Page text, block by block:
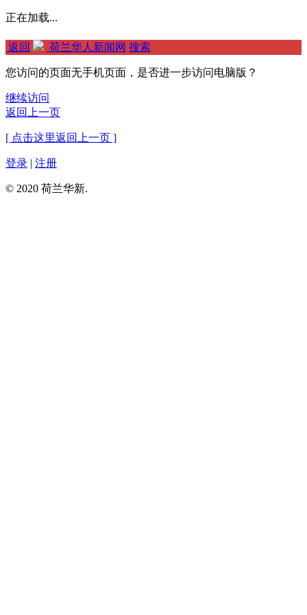
正在加载...
返回 荷兰华人新闻网 搜索
您访问的页面无手机页面，是否进一步访问电脑版？
继续访问
返回上一页
[ 点击这里返回上一页 ]
登录 | 注册
© 2020 荷兰华新.